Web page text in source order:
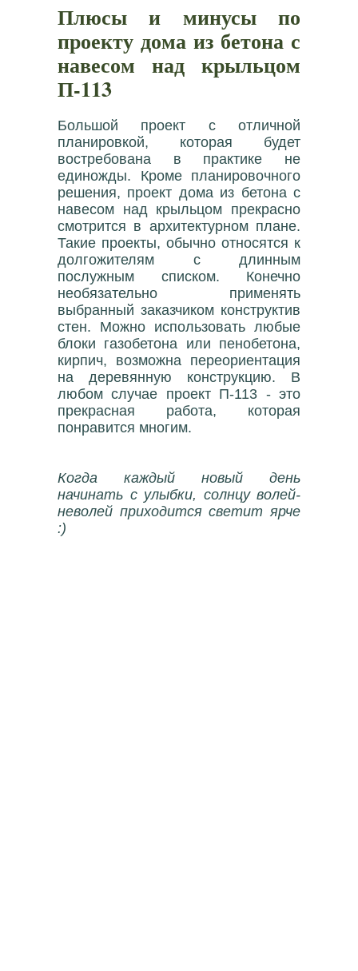
Плюсы и минусы по
проекту дома из бетона с
навесом над крыльцом
П-113
Большой проект с отличной
планировкой, которая будет
востребована в практике не
единожды. Кроме планировочного
решения, проект дома из бетона с
навесом над крыльцом прекрасно
смотрится в архитектурном плане.
Такие проекты, обычно относятся к
долгожителям с длинным
послужным списком. Конечно
необязательно применять
выбранный заказчиком конструктив
стен. Можно использовать любые
блоки газобетона или пенобетона,
кирпич, возможна переориентация
на деревянную конструкцию. В
любом случае проект П-113 - это
прекрасная работа, которая
понравится многим.
Когда каждый новый день
начинать с улыбки, солнцу волей-
неволей приходится светит ярче
:)